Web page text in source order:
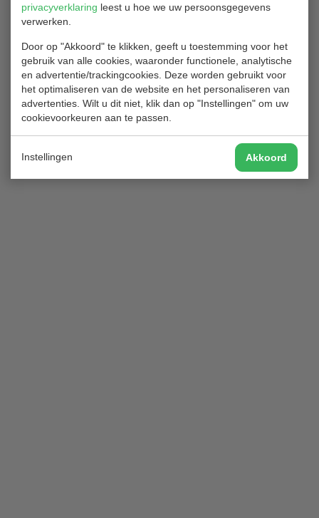
privacyverklaring leest u hoe we uw persoonsgegevens
verwerken.
Door op "Akkoord" te klikken, geeft u toestemming voor het
gebruik van alle cookies, waaronder functionele, analytische
en advertentie/trackingcookies. Deze worden gebruikt voor
het optimaliseren van de website en het personaliseren van
advertenties. Wilt u dit niet, klik dan op "Instellingen" om uw
cookievoorkeuren aan te passen.
Instellingen Akkoord
NGF Club-referees:
Maarten ter Laak
Sjaak Verburg
Regel-commissarissen: